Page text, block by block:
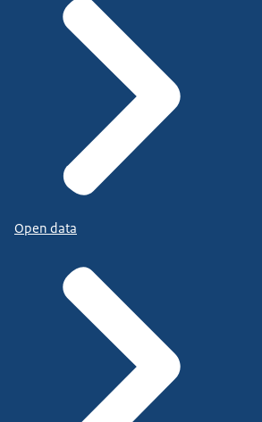
Open data